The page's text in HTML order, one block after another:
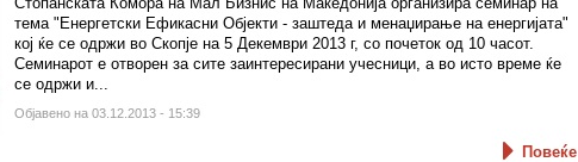
тема "Енергетски Ефикасни Објекти - заштеда и менаџирање на енергијата"
кој ќе се одржи во Скопје на 5 Декември 2013 г, со почеток од 10 часот.
Семинарот е отворен за сите заинтересирани учесници, a во исто време ќе
се одржи и...
Објавено на 03.12.2013 - 15:39
Повеќе